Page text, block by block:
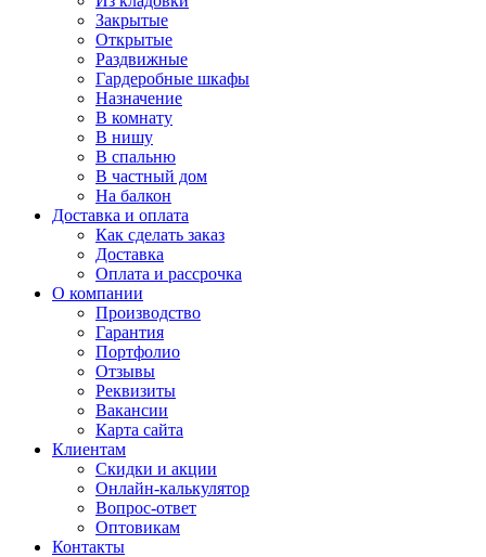
Закрытые
Открытые
Раздвижные
Гардеробные шкафы
Назначение
В комнату
В нишу
В спальню
В частный дом
На балкон
Доставка и оплата
Как сделать заказ
Доставка
Оплата и рассрочка
О компании
Производство
Гарантия
Портфолио
Отзывы
Реквизиты
Вакансии
Карта сайта
Клиентам
Скидки и акции
Онлайн-калькулятор
Вопрос-ответ
Оптовикам
Контакты